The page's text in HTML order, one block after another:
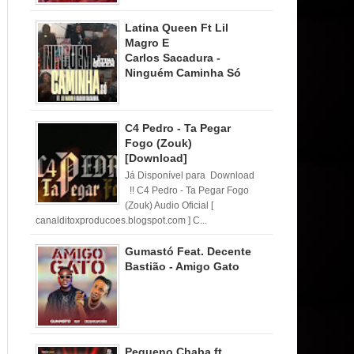
Latina Queen Ft Lil
Magro E
Carlos Sacadura -
Ninguém Caminha Só
C4 Pedro - Ta Pegar
Fogo (Zouk)
[Download]
Já Disponível para Download
!! C4 Pedro - Ta Pegar Fogo
(Zouk) Audio Oficial [
canalditoxproducoes.blogspot.com ] C...
Gumastó Feat. Decente
Bastião - Amigo Gato